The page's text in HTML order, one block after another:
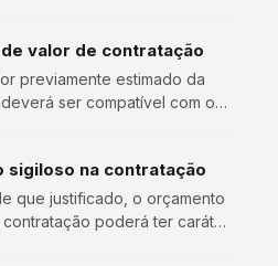
de risco compatível com o
valor de contratação
previamente estimado da
ser compatível com os
públicos e as
a serem contratadas, obser…
sigiloso na contratação
que justificado, o orçamento
poderá ter caráter